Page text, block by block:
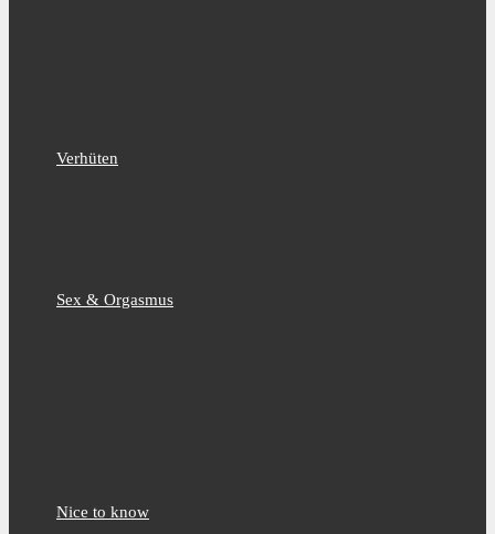
Verhüten
Sex & Orgasmus
Nice to know